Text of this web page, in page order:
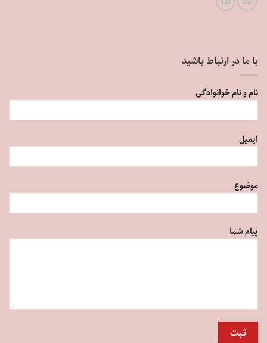
با ما در ارتباط باشید
نام و نام خوانوادگی
ایمیل
موضوع
پیام شما